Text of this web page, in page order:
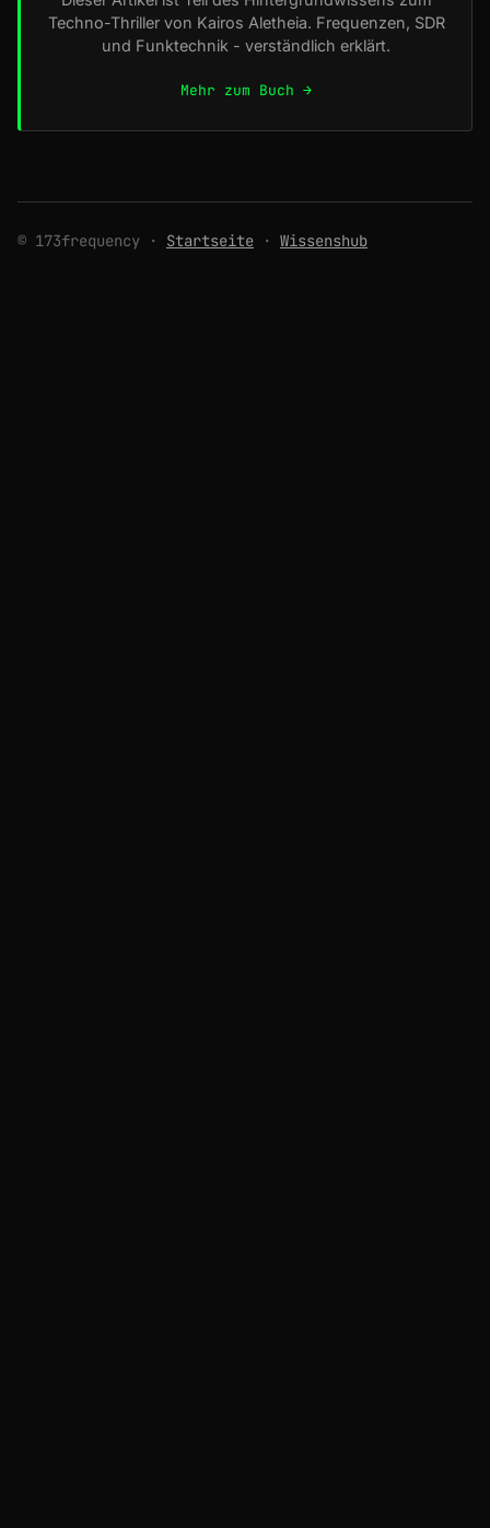
Techno-Thriller von Kairos Aletheia. Frequenzen, SDR
und Funktechnik - verständlich erklärt.
Mehr zum Buch →
© 173frequency · Startseite · Wissenshub